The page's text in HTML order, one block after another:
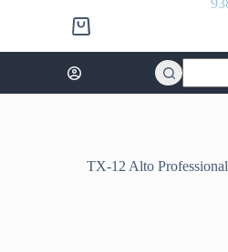
Shopping
cart
TX-12 Alto Professional